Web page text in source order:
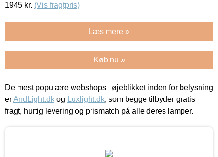
1945 kr. (Vis fragtpris)
Læs mere »
Køb nu »
De mest populære webshops i øjeblikket inden for belysning
erAndLight.dk og Luxlight.dk, som begge tilbyder gratis
fragt, hurtig levering og prismatch på alle deres lamper.